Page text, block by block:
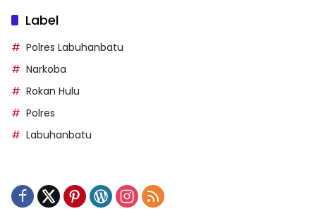
Label
Polres Labuhanbatu
Narkoba
Rokan Hulu
Polres
Labuhanbatu